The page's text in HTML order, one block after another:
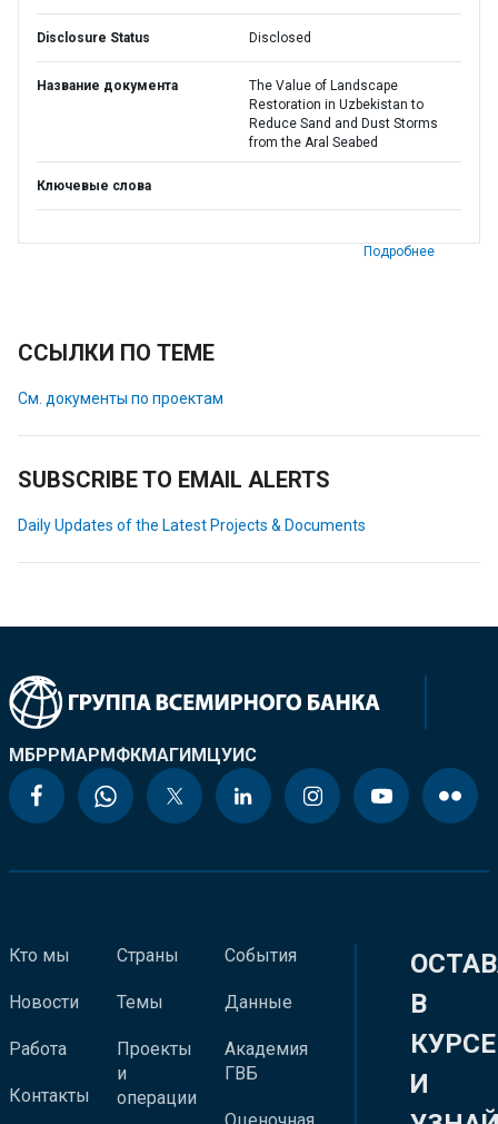
Disclosure Status Disclosed
Название документа
The Value of Landscape
Restoration in Uzbekistan to
Reduce Sand and Dust Storms
from the Aral Seabed
Ключевые слова
Подробнее
ССЫЛКИ ПО ТЕМЕ
См. документы по проектам
SUBSCRIBE TO EMAIL ALERTS
Daily Updates of the Latest Projects & Documents
МБРРМАРМФКМАГИМЦУИС
Кто мы
Новости
Работа
Контакты
Страны
Темы
Проекты
и
операции
События
Данные
Академия
ГВБ
В
КУРСЕ
И